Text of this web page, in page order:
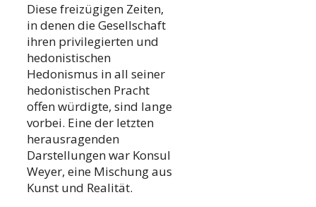
Diese freizügigen Zeiten,
in denen die Gesellschaft
ihren privilegierten und
hedonistischen
Hedonismus in all seiner
hedonistischen Pracht
offen würdigte, sind lange
vorbei. Eine der letzten
herausragenden
Darstellungen war Konsul
Weyer, eine Mischung aus
Kunst und Realität.